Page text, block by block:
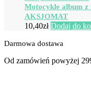
Motocykle album
AKSJOMAT
10,40zł Dodaj do
Darmowa dostawa
Od zamówień powyżej